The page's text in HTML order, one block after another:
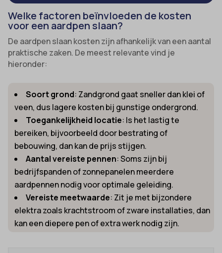
Welke factoren beïnvloeden de kosten
voor een aardpen slaan?
De aardpen slaan kosten zijn afhankelijk van een aantal
praktische zaken. De meest relevante vind je
hieronder:
Soort grond: Zandgrond gaat sneller dan klei of
veen, dus lagere kosten bij gunstige ondergrond.
Toegankelijkheid locatie: Is het lastig te
bereiken, bijvoorbeeld door bestrating of
bebouwing, dan kan de prijs stijgen.
Aantal vereiste pennen: Soms zijn bij
bedrijfspanden of zonnepanelen meerdere
aardpennen nodig voor optimale geleiding.
Vereiste meetwaarde: Zit je met bijzondere
elektra zoals krachtstroom of zware installaties, dan
kan een diepere pen of extra werk nodig zijn.